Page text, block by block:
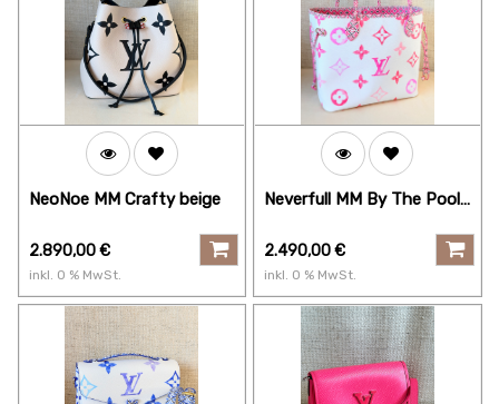
NeoNoe MM Crafty beige
2.890,00€
inkl. 0 % MwSt.
Neverfull MM By The Pool
2.490,00€
inkl. 0 % MwSt.